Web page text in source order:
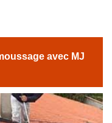
avec MJ